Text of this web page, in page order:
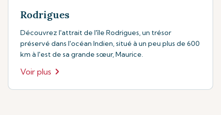
Rodrigues
Découvrez l'attrait de l'île Rodrigues, un trésor
préservé dans l'océan Indien, situé à un peu plus de 600
km à l'est de sa grande sœur, Maurice.
Voir plus